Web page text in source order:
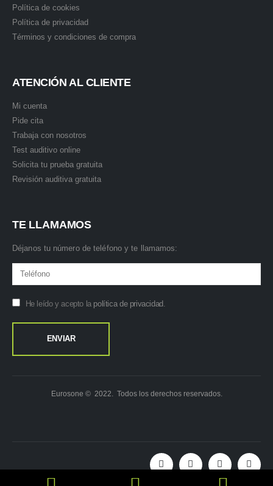
Política de cookies
Política de privacidad
Términos y condiciones de compra
ATENCIÓN AL CLIENTE
Mi cuenta
Pide cita
Trabaja con nosotros
Test auditivo online
Solicita tu prueba gratuita
Revisión auditiva gratuita
TE LLAMAMOS
Déjanos tu número de teléfono y te llamamos:
He leído y acepto la política de privacidad.
Eurosone © 2022. Todos los derechos reservados.